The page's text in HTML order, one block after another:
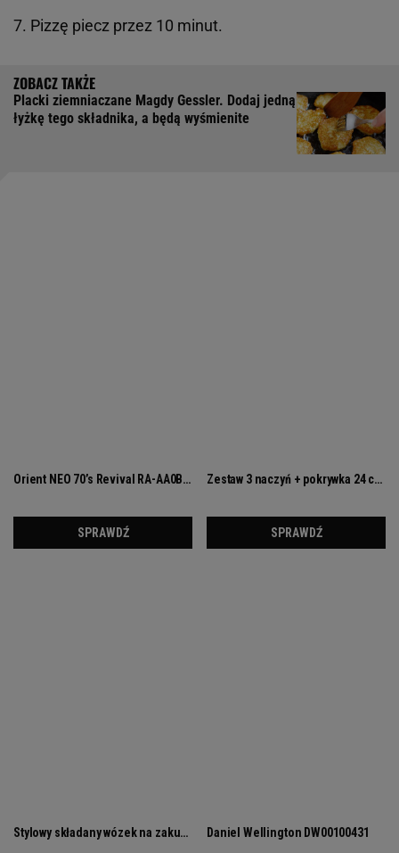
7. Pizzę piecz przez 10 minut.
Placki ziemniaczane Magdy Gessler. Dodaj jedną
łyżkę tego składnika, a będą wyśmienite